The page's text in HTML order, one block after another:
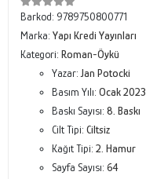
Barkod: 9789750800771
Marka: Yapı Kredi Yayınları
Kategori: Roman-Öykü
Yazar: Jan Potocki
Basım Yılı: Ocak 2023
Baskı Sayısı: 8. Baskı
Cilt Tipi: Ciltsiz
Kağıt Tipi: 2. Hamur
Sayfa Sayısı: 64